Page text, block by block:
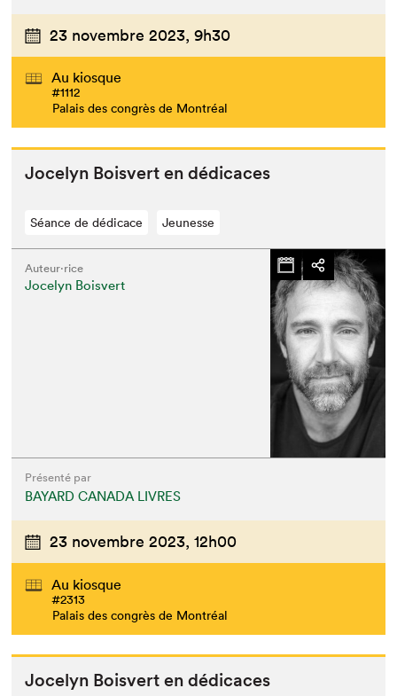
23 novembre 2023, 9h30
Au kiosque
#1112
Palais des congrès de Montréal
Joce­lyn Boisvert en dédicaces
Séance de dédicace Jeunesse
Auteur·rice
Jocelyn Boisvert
Présenté par
BAYARD CANADA LIVRES
23 novembre 2023, 12h00
Au kiosque
#2313
Palais des congrès de Montréal
Joce­lyn Boisvert en dédicaces